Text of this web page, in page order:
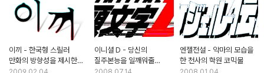
이끼 - 한국형 스릴러
만화의 방향성을 제시한
걸작
이니셜 D - 당신의
질주본능을 일깨워줄
레이싱 드라마
엔젤전설 - 악마의 모습을
한 천사의 학원 코믹물